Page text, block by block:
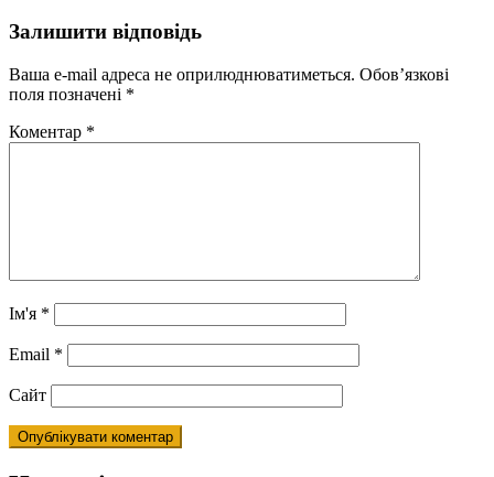
Залишити відповідь
Ваша e-mail адреса не оприлюднюватиметься. Обов’язкові
поля позначені *
Коментар *
Ім'я *
Email *
Сайт